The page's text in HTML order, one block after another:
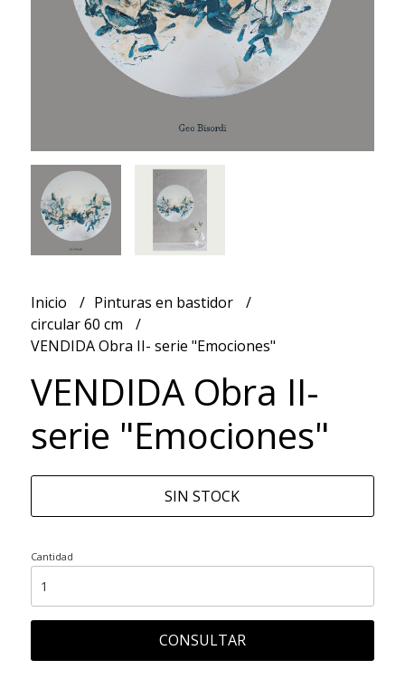
Inicio
Pinturas en bastidor
circular 60 cm
VENDIDA Obra II- serie "Emociones"
VENDIDA Obra II-
serie "Emociones"
SIN STOCK
Cantidad
CONSULTAR